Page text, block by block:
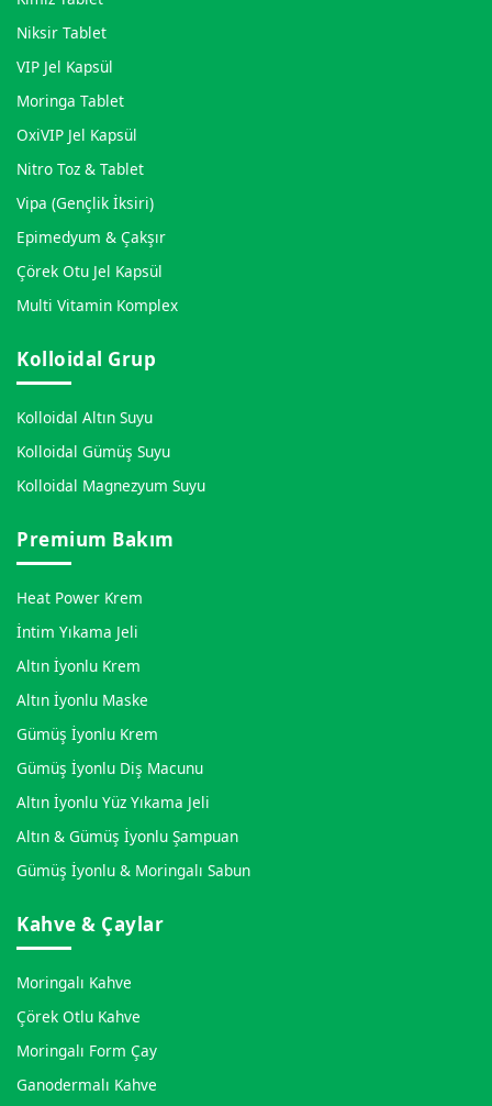
Niksir Tablet
VIP Jel Kapsül
Moringa Tablet
OxiVIP Jel Kapsül
Nitro Toz & Tablet
Vipa (Gençlik İksiri)
Epimedyum & Çakşır
Çörek Otu Jel Kapsül
Multi Vitamin Komplex
Kolloidal Grup
Kolloidal Altın Suyu
Kolloidal Gümüş Suyu
Kolloidal Magnezyum Suyu
Premium Bakım
Heat Power Krem
İntim Yıkama Jeli
Altın İyonlu Krem
Altın İyonlu Maske
Gümüş İyonlu Krem
Gümüş İyonlu Diş Macunu
Altın İyonlu Yüz Yıkama Jeli
Altın & Gümüş İyonlu Şampuan
Gümüş İyonlu & Moringalı Sabun
Kahve & Çaylar
Moringalı Kahve
Çörek Otlu Kahve
Moringalı Form Çay
Ganodermalı Kahve